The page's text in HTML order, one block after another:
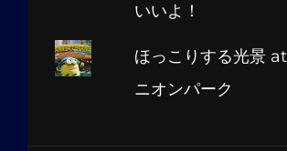
いいよ！
ほっこりする光景
ニオンパーク